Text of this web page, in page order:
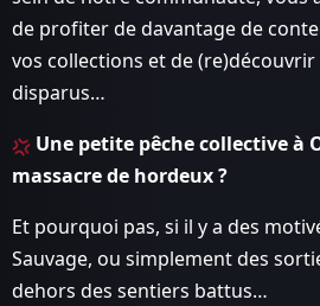
de profiter de davantage de
vos collections et de (re)découvrir
disparus…
Une petite pêche collective à
massacre de hordeux ?
Et pourquoi pas, si il y a des
Sauvage, ou simplement des
dehors des sentiers battus…